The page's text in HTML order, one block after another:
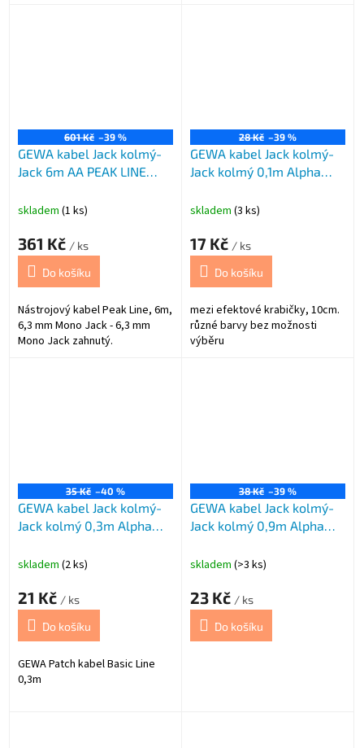
601 Kč –39 %
GEWA kabel Jack kolmý-
Jack 6m AA PEAK LINE
skladem (1 ks)
361 Kč / ks
Do košíku
Nástrojový kabel Peak Line, 6m,
6,3 mm Mono Jack - 6,3 mm
Mono Jack zahnutý.
28 Kč –39 %
GEWA kabel Jack kolmý-
Jack kolmý 0,1m Alpha
skladem (3 ks)
17 Kč / ks
Do košíku
mezi efektové krabičky, 10cm.
různé barvy bez možnosti
výběru
35 Kč –40 %
GEWA kabel Jack kolmý-
Jack kolmý 0,3m Alpha
skladem (2 ks)
21 Kč / ks
Do košíku
GEWA Patch kabel Basic Line
0,3m
38 Kč –39 %
GEWA kabel Jack kolmý-
Jack kolmý 0,9m Alpha
skladem (>3 ks)
23 Kč / ks
Do košíku